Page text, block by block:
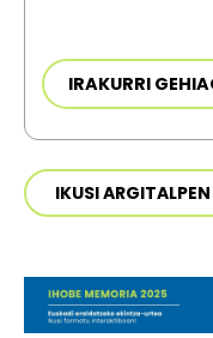
IRAKURRI
IKUSI